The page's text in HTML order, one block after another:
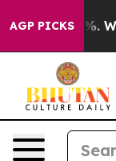
AGP PICKS
40%. Well, it